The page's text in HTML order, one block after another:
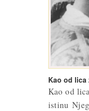
Kao od
Kao od
istinu